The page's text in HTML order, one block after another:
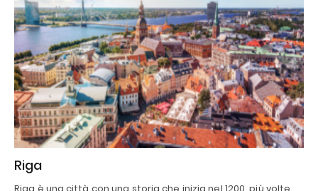
Riga
Riga è una città con una storia che inizia nel 1200, più volte